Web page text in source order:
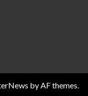
by AF themes.